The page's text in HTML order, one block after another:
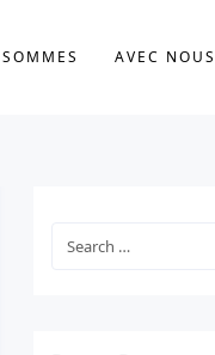
AVEC NOUS